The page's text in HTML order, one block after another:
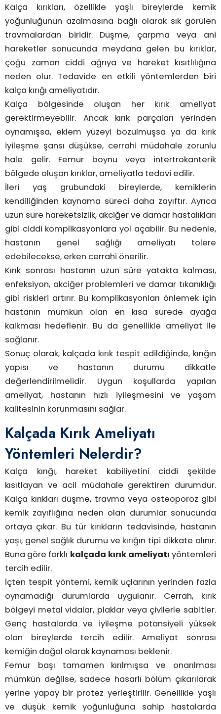
Kalça kırıkları, özellikle yaşlı bireylerde kemik
yoğunluğunun azalmasına bağlı olarak sık görülen
travmalardan biridir. Düşme, çarpma veya ani
hareketler sonucunda meydana gelen bu kırıklar,
çoğu zaman ciddi ağrıya ve hareket kısıtlılığına
neden olur. Tedavide en etkili yöntemlerden biri
kalça kırığı ameliyatıdır.
Kalça bölgesinde oluşan her kırık ameliyat
gerektirmeyebilir. Ancak kırık parçaları yerinden
oynamışsa, eklem yüzeyi bozulmuşsa ya da kırık
iyileşme şansı düşükse, cerrahi müdahale zorunlu
hale gelir. Femur boynu veya intertrokanterik
bölgede oluşan kırıklar, ameliyatla tedavi edilir.
İleri yaş grubundaki bireylerde, kemiklerin
kendiliğinden kaynama süreci daha zayıftır. Ayrıca
uzun süre hareketsizlik, akciğer ve damar hastalıkları
gibi ciddi komplikasyonlara yol açabilir. Bu nedenle,
hastanın genel sağlığı ameliyatı tolere
edebilecekse, erken cerrahi önerilir.
Kırık sonrası hastanın uzun süre yatakta kalması,
enfeksiyon, akciğer problemleri ve damar tıkanıklığı
gibi riskleri artırır. Bu komplikasyonları önlemek için
hastanın mümkün olan en kısa sürede ayağa
kalkması hedeflenir. Bu da genellikle ameliyat ile
sağlanır.
Sonuç olarak, kalçada kırık tespit edildiğinde, kırığın
yapısı ve hastanın durumu dikkatle
değerlendirilmelidir. Uygun koşullarda yapılan
ameliyat, hastanın hızlı iyileşmesini ve yaşam
kalitesinin korunmasını sağlar.
Kalçada Kırık Ameliyatı
Yöntemleri Nelerdir?
Kalça kırığı, hareket kabiliyetini ciddi şekilde
kısıtlayan ve acil müdahale gerektiren durumdur.
Kalça kırıkları düşme, travma veya osteoporoz gibi
kemik zayıflığına neden olan durumlar sonucunda
ortaya çıkar. Bu tür kırıkların tedavisinde, hastanın
yaşı, genel sağlık durumu ve kırığın tipi dikkate alınır.
Buna göre farklı kalçada kırık ameliyatı yöntemleri
tercih edilir.
İçten tespit yöntemi, kemik uçlarının yerinden fazla
oynamadığı durumlarda uygulanır. Cerrah, kırık
bölgeyi metal vidalar, plaklar veya çivilerle sabitler.
Genç hastalarda ve iyileşme potansiyeli yüksek
olan bireylerde tercih edilir. Ameliyat sonrası
kemiğin doğal olarak kaynaması beklenir.
Femur başı tamamen kırılmışsa ve onarılması
mümkün değilse, sadece hasarlı bölüm çıkarılarak
yerine yapay bir protez yerleştirilir. Genellikle yaşlı
ve düşük kemik yoğunluğuna sahip hastalarda